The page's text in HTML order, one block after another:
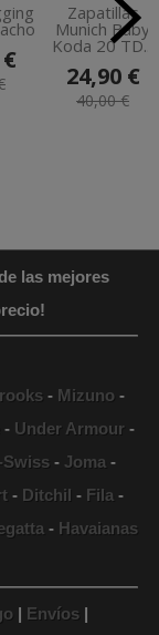
Zapatillas
Munich Baby
Koda 20 TD...
24,90 €
40,00 €
las mejores
- Mizuno-
- Under Armour -
Swiss - Joma -
- Ditchil - Fila -
- Havaianas
| Envíos |